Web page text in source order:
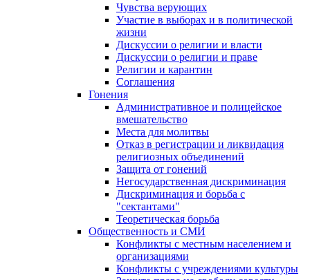
Чувства верующих
Участие в выборах и в политической
жизни
Дискуссии о религии и власти
Дискуссии о религии и праве
Религии и карантин
Соглашения
Гонения
Административное и полицейское
вмешательство
Места для молитвы
Отказ в регистрации и ликвидация
религиозных объединений
Защита от гонений
Негосударственная дискриминация
Дискриминация и борьба с
"сектантами"
Теоретическая борьба
Общественность и СМИ
Конфликты с местным населением и
организациями
Конфликты с учреждениями культуры